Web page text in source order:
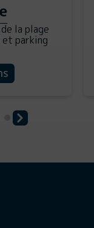
la plage
et parking